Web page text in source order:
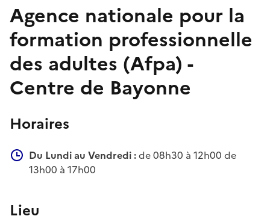
Agence nationale pour la
formation professionnelle
des adultes (Afpa) -
Centre de Bayonne
Horaires
Du Lundi au Vendredi :de 08h30 à 12h00 de
13h00 à 17h00
Lieu